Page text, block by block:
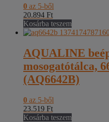
0 az 5-ből
20.894 Ft
Kosárba teszem
AQUALINE
mosogatótálca,
(AQ6642B)
0 az 5-ből
23.519 Ft
Kosárba teszem